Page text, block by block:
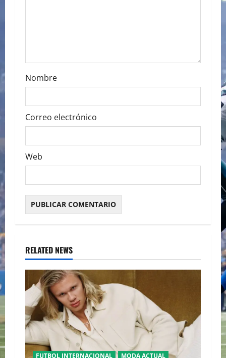
Nombre
Correo electrónico
Web
RELATED NEWS
FUTBOL INTERNACIONAL MODA ACTUAL